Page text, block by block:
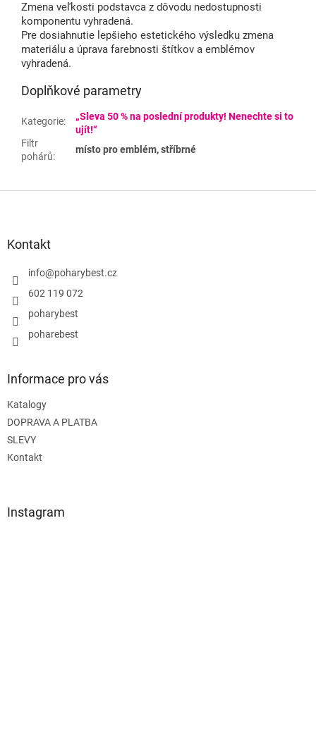
Zmena veľkosti podstavca z dôvodu nedostupnosti
komponentu vyhradená.
Pre dosiahnutie lepšieho estetického výsledku zmena
materiálu a úprava farebnosti štítkov a emblémov
vyhradená.
Doplňkové parametry
Kategorie:
„Sleva 50 % na poslední produkty! Nenechte si to
ujít!“
Filtr
pohárů:
místo pro emblém, stříbrné
Kontakt
info@poharybest.cz
602 119 072
poharybest
poharebest
Informace pro vás
Katalogy
DOPRAVA A PLATBA
SLEVY
Kontakt
Instagram